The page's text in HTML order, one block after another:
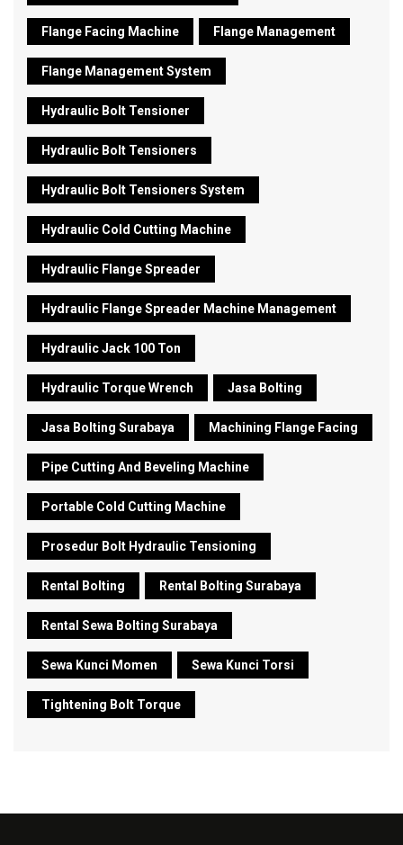
Flange Facing Machine Flange Management
Flange Management System
Hydraulic Bolt Tensioner
Hydraulic Bolt Tensioners
Hydraulic Bolt Tensioners System
Hydraulic Cold Cutting Machine
Hydraulic Flange Spreader
Hydraulic Flange Spreader Machine Management
Hydraulic Jack 100 Ton
Hydraulic Torque Wrench Jasa Bolting
Jasa Bolting Surabaya Machining Flange Facing
Pipe Cutting And Beveling Machine
Portable Cold Cutting Machine
Prosedur Bolt Hydraulic Tensioning
Rental Bolting Rental Bolting Surabaya
Rental Sewa Bolting Surabaya
Sewa Kunci Momen Sewa Kunci Torsi
Tightening Bolt Torque